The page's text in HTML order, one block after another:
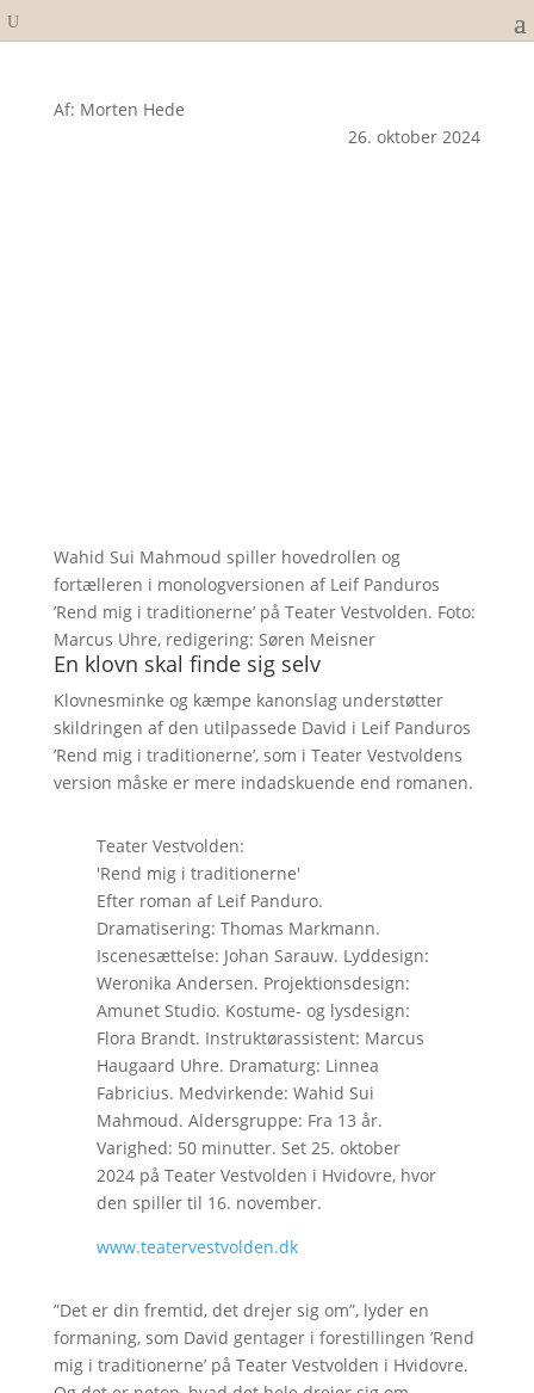
Af: Morten Hede
26. oktober 2024
Wahid Sui Mahmoud spiller hovedrollen og
fortælleren i monologversionen af Leif Panduros
’Rend mig i traditionerne’ på Teater Vestvolden. Foto:
Marcus Uhre, redigering: Søren Meisner
En klovn skal finde sig selv
Klovnesminke og kæmpe kanonslag understøtter
skildringen af den utilpassede David i Leif Panduros
’Rend mig i traditionerne’, som i Teater Vestvoldens
version måske er mere indadskuende end romanen.
Teater Vestvolden:
'Rend mig i traditionerne'
Efter roman af Leif Panduro.
Dramatisering: Thomas Markmann.
Iscenesættelse: Johan Sarauw. Lyddesign:
Weronika Andersen. Projektionsdesign:
Amunet Studio. Kostume- og lysdesign:
Flora Brandt. Instruktørassistent: Marcus
Haugaard Uhre. Dramaturg: Linnea
Fabricius. Medvirkende: Wahid Sui
Mahmoud. Aldersgruppe: Fra 13 år.
Varighed: 50 minutter. Set 25. oktober
2024 på Teater Vestvolden i Hvidovre, hvor
den spiller til 16. november.
www.teatervestvolden.dk
”Det er din fremtid, det drejer sig om”, lyder en
formaning, som David gentager i forestillingen ’Rend
mig i traditionerne’ på Teater Vestvolden i Hvidovre.